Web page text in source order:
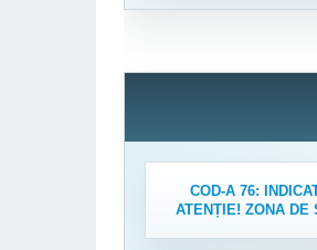
COD-A 76:
ATENȚIE! ZONA DE